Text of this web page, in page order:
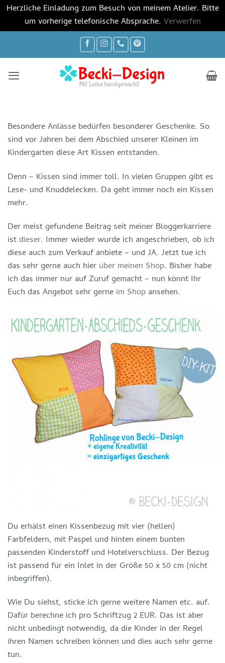
Herzliche Einladung zum Besuch von meinem Atelier. Bitte
um vorherige telefonische Absprache. Verwerfen
Besondere Anlässe bedürfen besonderer Geschenke. So
sind vor Jahren bei dem Abschied unserer Kleinen im
Kindergarten diese Art Kissen entstanden.
Denn – Kissen sind immer toll. In vielen Gruppen gibt es
Lese- und Knuddelecken. Da geht immer noch ein Kissen
mehr.
Der meist gefundene Beitrag seit meiner Bloggerkarriere
istdieser. Immer wieder wurde ich angeschrieben, ob ich
diese auch zum Verkauf anbiete – und JA. Jetzt tue ich
das sehr gerne auch hier über meinen Shop. Bisher habe
ich das immer nur auf Zuruf gemacht – nun könnt Ihr
Euch das Angebot sehr gerne im Shopansehen.
Du erhälst einen Kissenbezug mit vier (hellen)
Farbfeldern, mit Paspel und hinten einem bunten
passenden Kinderstoff und Hotelverschluss. Der Bezug
ist passend für ein Inlet in der Größe 50 x 50 cm (nicht
inbegriffen).
Wie Du siehst, sticke ich gerne weitere Namen etc. auf.
Dafür berechne ich pro Schriftzug 2 EUR. Das ist aber
nicht unbedingt notwendig, da die Kinder in der Regel
ihren Namen schreiben können und dies auch sehr gerne
tun.